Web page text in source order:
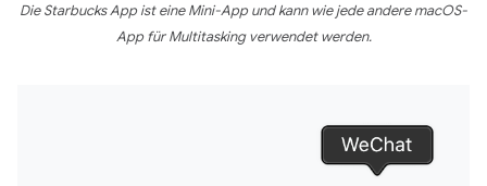
Die Starbucks App ist eine Mini-App und kann wie jede andere macOS-
App für Multitasking verwendet werden.